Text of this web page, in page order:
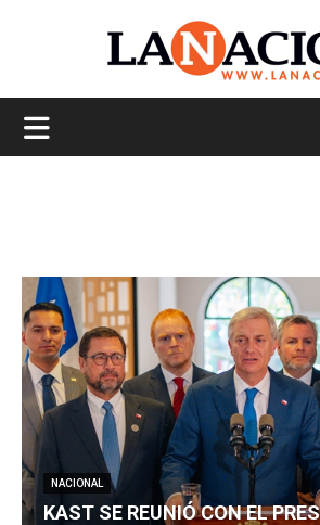
NACIONAL
KAST SE REUNIÓ CON EL